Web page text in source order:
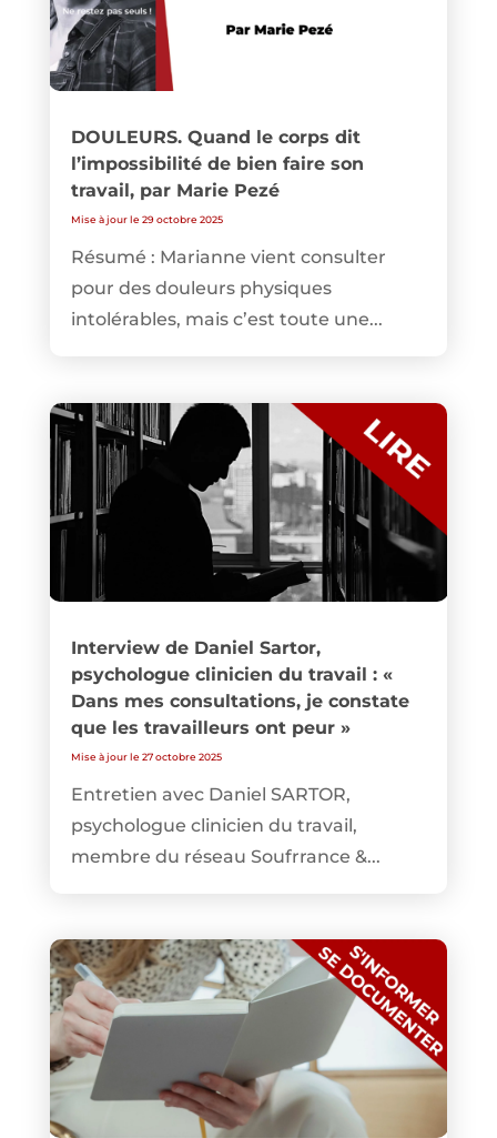
DOULEURS. Quand le corps dit
l’impossibilité de bien faire son
travail, par Marie Pezé
Mise à jour le 29 octobre 2025
Résumé : Marianne vient consulter
pour des douleurs physiques
intolérables, mais c’est toute une...
Interview de Daniel Sartor,
psychologue clinicien du travail : «
Dans mes consultations, je constate
que les travailleurs ont peur »
Mise à jour le 27 octobre 2025
Entretien avec Daniel SARTOR,
psychologue clinicien du travail,
membre du réseau Soufrrance &...